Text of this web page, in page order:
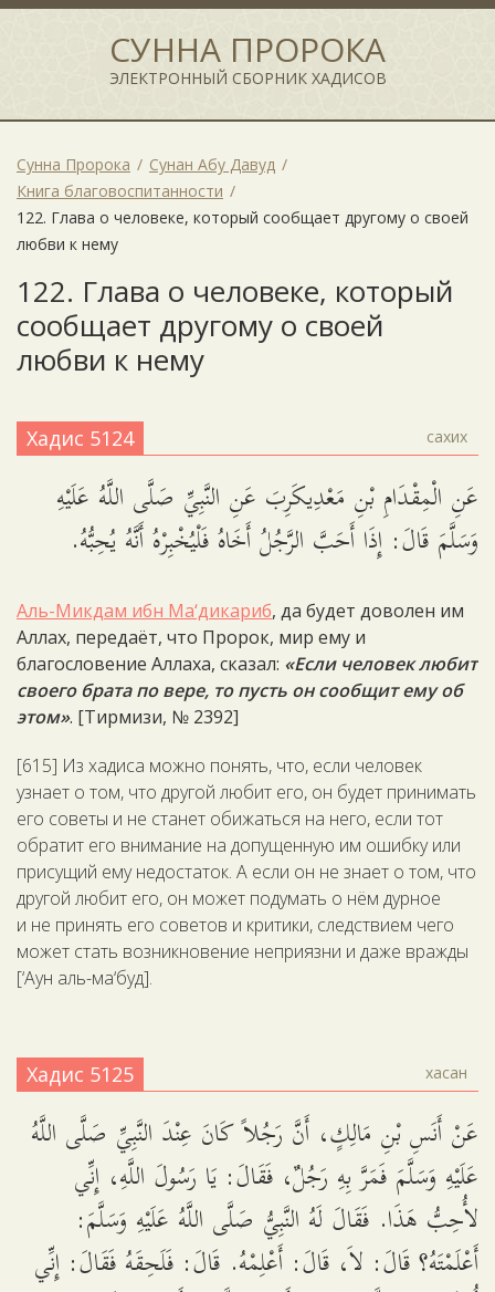
СУННА ПРОРОКА
ЭЛЕКТРОННЫЙ СБОРНИК ХАДИСОВ
Сунна Пророка
Сунан Абу Давуд
Книга благовоспитанности
122. Глава о человеке, который сообщает другому о своей
любви к нему
122. Глава о человеке, который
сообщает другому о своей
любви к нему
Хадис 5124 сахих
عَنِ الْمِقْدَامِ بْنِ مَعْدِيكَرِبَ عَنِ النَّبِيِّ صَلَّى اللَّهُ عَلَيْهِ
وَسَلَّمَ قَالَ: إِذَا أَحَبَّ الرَّجُلُ أَخَاهُ فَلْيُخْبِرْهُ أَنَّهُ يُحِبُّهُ.
Аль-Микдам ибн Ма‘дикариб, да будет доволен им
Аллах, передаёт, что Пророк, мир ему и
благословение Аллаха, сказал: «Если человек любит
своего брата по вере, то пусть он сообщит ему об
этом». [Тирмизи, № 2392]
[615] Из хадиса можно понять, что, если человек
узнает о том, что другой любит его, он будет принимать
его советы и не станет обижаться на него, если тот
обратит его внимание на допущенную им ошибку или
присущий ему недостаток. А если он не знает о том, что
другой любит его, он может подумать о нём дурное
и не принять его советов и критики, следствием чего
может стать возникновение неприязни и даже вражды
[‘Аун аль-ма‘буд].
Хадис 5125 хасан
عَنْ أَنَسِ بْنِ مَالِكٍ، أَنَّ رَجُلاً كَانَ عِنْدَ النَّبِيِّ صَلَّى اللَّهُ
عَلَيْهِ وَسَلَّمَ فَمَرَّ بِهِ رَجُلٌ، فَقَالَ: يَا رَسُولَ اللَّهِ، إِنِّي
لأُحِبُّ هَذَا. فَقَالَ لَهُ النَّبِيُّ صَلَّى اللَّهُ عَلَيْهِ وَسَلَّمَ:
أَعْلَمْتَهُ؟ قَالَ: لاَ، قَالَ: أَعْلِمْهُ. قَالَ: فَلَحِقَهُ فَقَالَ: إِنِّي